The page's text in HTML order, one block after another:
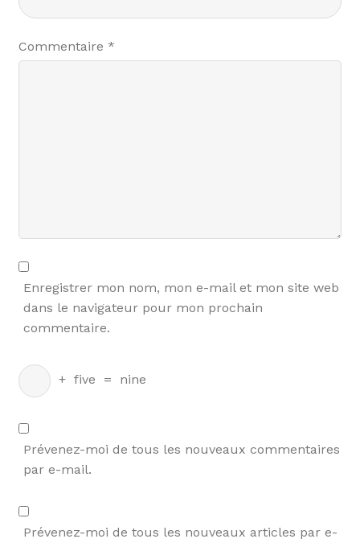
Commentaire *
Enregistrer mon nom, mon e-mail et mon site web
dans le navigateur pour mon prochain
commentaire.
+ five = nine
Prévenez-moi de tous les nouveaux commentaires
par e-mail.
Prévenez-moi de tous les nouveaux articles par e-